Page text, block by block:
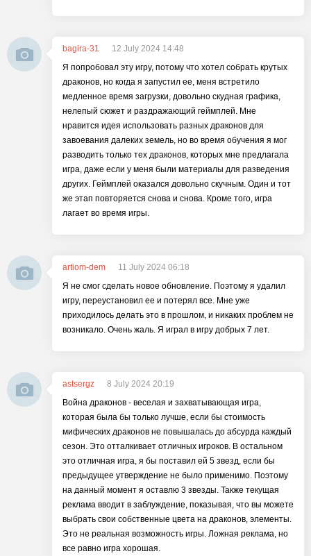
bagira-31
12 July 2024 14:48
Я попробовал эту игру, потому что хотел собрать крутых
драконов, но когда я запустил ее, меня встретило
медленное время загрузки, довольно скудная графика,
нелепый сюжет и раздражающий геймплей. Мне
нравится идея использовать разных драконов для
завоевания далеких земель, но во время обучения я мог
разводить только тех драконов, которых мне предлагала
игра, даже если у меня были материалы для разведения
других. Геймплей оказался довольно скучным. Один и тот
же этап повторяется снова и снова. Кроме того, игра
лагает во время игры.
artiom-dem
11 July 2024 06:18
Я не смог сделать новое обновление. Поэтому я удалил
игру, переустановил ее и потерял все. Мне уже
приходилось делать это в прошлом, и никаких проблем не
возникало. Очень жаль. Я играл в игру добрых 7 лет.
astsergz
8 July 2024 20:19
Война драконов - веселая и захватывающая игра,
которая была бы только лучше, если бы стоимость
мифических драконов не повышалась до абсурда каждый
сезон. Это отталкивает отличных игроков. В остальном
это отличная игра, я бы поставил ей 5 звезд, если бы
предыдущее утверждение не было применимо. Поэтому
на данный момент я оставлю 3 звезды. Также текущая
реклама вводит в заблуждение, показывая, что вы можете
выбрать свои собственные цвета на драконов, элементы.
Это не реальная возможность игры. Ложная реклама, но
все равно игра хорошая.